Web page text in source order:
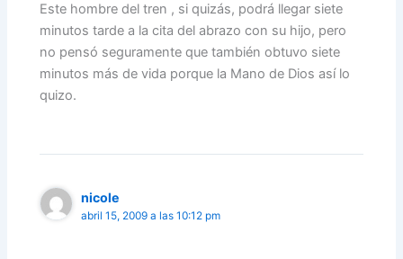
Este hombre del tren , si quizás, podrá llegar siete
minutos tarde a la cita del abrazo con su hijo, pero
no pensó seguramente que también obtuvo siete
minutos más de vida porque la Mano de Dios así lo
quizo.
nicole
abril 15, 2009 a las 10:12 pm